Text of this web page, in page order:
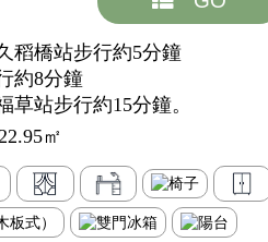
稻橋站步行約5分鐘
約8分鐘
站步行約15分鐘。
㎡